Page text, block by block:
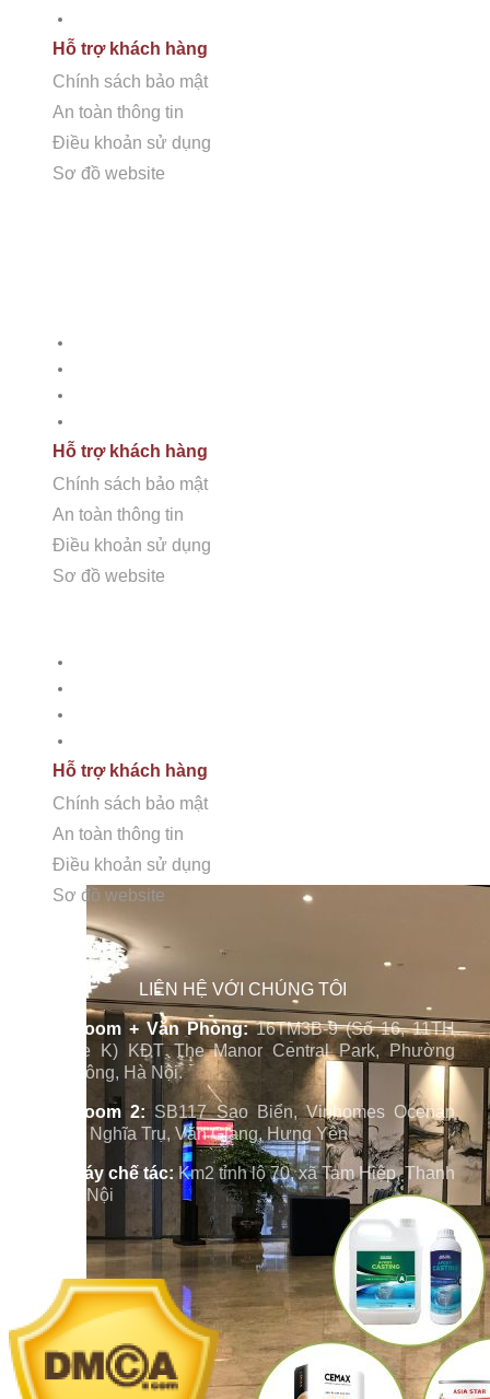
Hỗ trợ khách hàng
Chính sách bảo mật
An toàn thông tin
Điều khoản sử dụng
Sơ đồ website
Hỗ trợ khách hàng
Chính sách bảo mật
An toàn thông tin
Điều khoản sử dụng
Sơ đồ website
Hỗ trợ khách hàng
Chính sách bảo mật
An toàn thông tin
Điều khoản sử dụng
Sơ đồ website
LIÊN HỆ VỚI CHÚNG TÔI
Showroom + Văn Phòng:16TM3B-9 (Số 16, 11TH
Sunrise K) KĐT The Manor Central Park, Phường
Định Công, Hà Nội.
Showroom 2: SB117 Sao Biển, Vinhomes Ocenan
Park 2, Nghĩa Trụ, Văn Giang, Hưng Yên
Nhà máy chế tác:Km2 tỉnh lộ 70, xã Tam Hiệp, Thanh
Trì, Hà Nội